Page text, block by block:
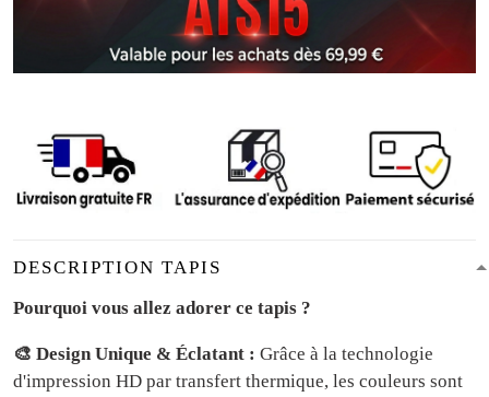
DESCRIPTION TAPIS
Pourquoi vous allez adorer ce tapis ?
🎨 Design Unique & Éclatant : Grâce à la technologie
d'impression HD par transfert thermique, les couleurs sont